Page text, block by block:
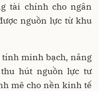
tài chính cho ngân
nguồn lực từ khu
tính minh bạch, nâng
hút nguồn lực tư
mẽ cho nền kinh tế